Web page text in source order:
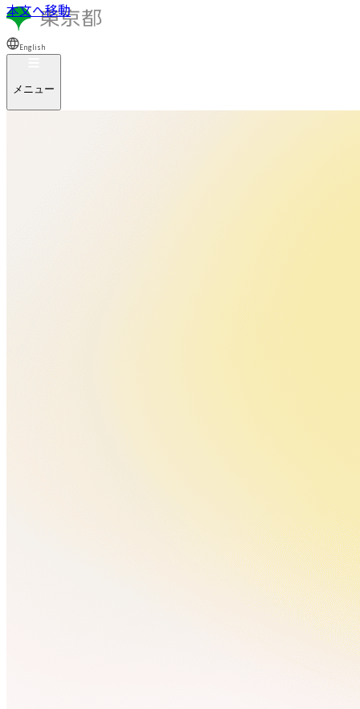
本文へ移動
English
メニュー